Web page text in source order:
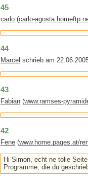
45
carlo (carlo-
44
Marcel schrieb am
43
Fabian (www.ramses-
42
Fene (www.home.pages.at/
Hi Simon, echt ne tolle
Programme, die du